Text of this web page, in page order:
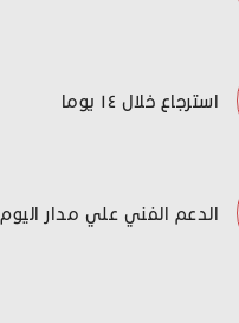
استرجاع خلال ١٤ يوما
الدعم الفني علي مدار اليوم